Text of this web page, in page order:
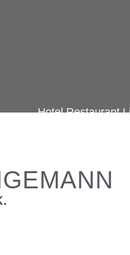
Hotel Restaurant